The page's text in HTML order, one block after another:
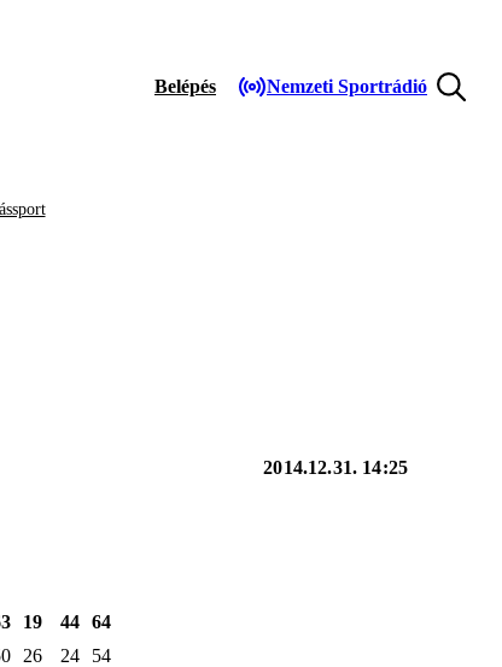
Belépés Nemzeti Sportrádió
2014.12.31. 14:25
19 44
64
26 24
54